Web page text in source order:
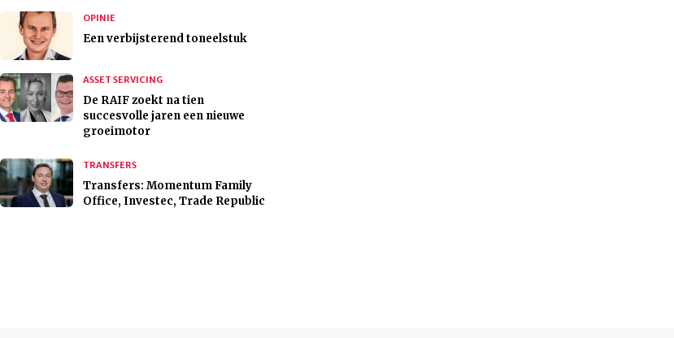
OPINIE
Een verbijsterend toneelstuk
ASSET SERVICING
De RAIF zoekt na tien
succesvolle jaren een nieuwe
groeimotor
TRANSFERS
Transfers: Momentum Family
Office, Investec, Trade Republic